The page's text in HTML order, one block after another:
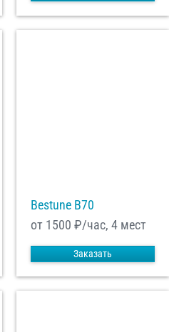
Bestune B70
от 1500 ₽/час, 4 мест
Заказать